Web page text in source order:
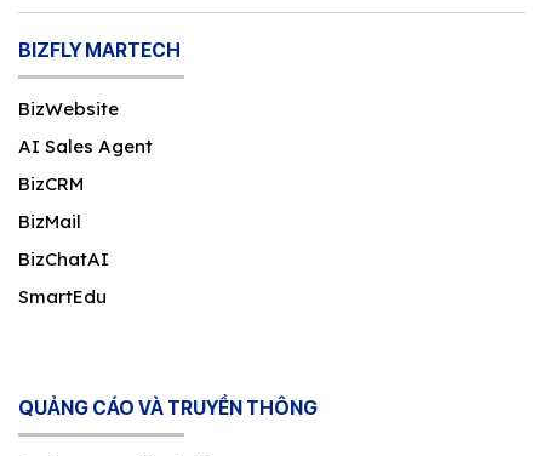
BIZFLY MARTECH
BizWebsite
AI Sales Agent
BizCRM
BizMail
BizChatAI
SmartEdu
QUẢNG CÁO VÀ TRUYỀN THÔNG